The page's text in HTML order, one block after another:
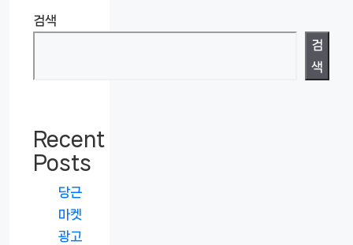
검색
검
색
Recent
Posts
당근
마켓
광고